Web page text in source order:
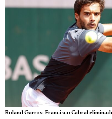
Roland Garros: Francisco Cabral